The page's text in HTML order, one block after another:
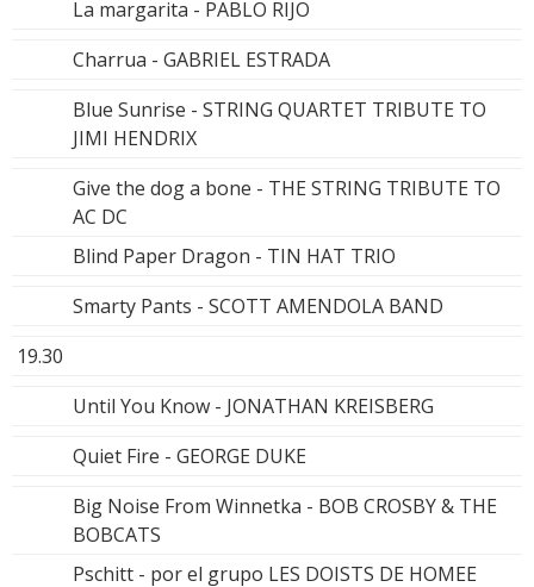
La margarita - PABLO RIJO
Charrua - GABRIEL ESTRADA
Blue Sunrise - STRING QUARTET TRIBUTE TO
JIMI HENDRIX
Give the dog a bone - THE STRING TRIBUTE TO
AC DC
Blind Paper Dragon - TIN HAT TRIO
Smarty Pants - SCOTT AMENDOLA BAND
19.30
Until You Know - JONATHAN KREISBERG
Quiet Fire - GEORGE DUKE
Big Noise From Winnetka - BOB CROSBY & THE
BOBCATS
Pschitt - por el grupo LES DOISTS DE HOMEE